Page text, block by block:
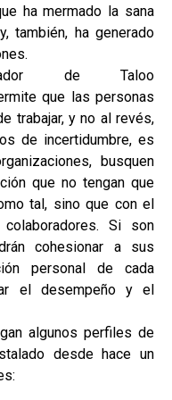
ha mermado la sana
también, ha generado
de Taloo
que las personas
trabajar, y no al revés,
de incertidumbre, es
busquen
que no tengan que
tal, sino que con el
Si son
cohesionar a sus
personal de cada
el desempeño y el
algunos perfiles de
desde hace un